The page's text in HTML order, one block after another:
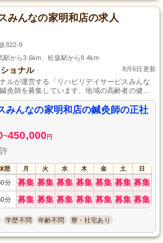
みんなの家明和店の求人
822-9
駅から3.6km、松阪駅から8.4km
ョナル 8月6日更新
ルが運営する「リハビリデイサービスみんな
灸師を募集しています。地域の高齢者の健康
です。経験や資格については未経験の方でも
制であなたの成長をバックアップします。共
良くしていきましょう。
みんなの家明和店の鍼灸師の正社
~450,000円
憩 月 火 水 木 金 土 日
分 募集 募集 募集 募集 募集 募集 募集
分 募集 募集 募集 募集 募集 募集 募集
学歴不問 年齢不問 寮・社宅あり